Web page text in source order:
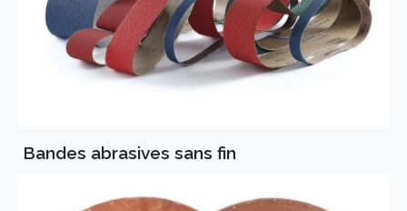
Bandes abrasives sans fin